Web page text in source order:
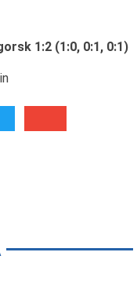
1:2 (1:0, 0:1, 0:1)